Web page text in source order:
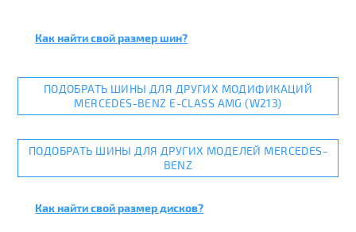
Как найти свой размер шин?
ПОДОБРАТЬ ШИНЫ ДЛЯ ДРУГИХ МОДИФИКАЦИЙ
MERCEDES-BENZ E-CLASS AMG (W213)
ПОДОБРАТЬ ШИНЫ ДЛЯ ДРУГИХ МОДЕЛЕЙ MERCEDES-
BENZ
Как найти свой размер дисков?